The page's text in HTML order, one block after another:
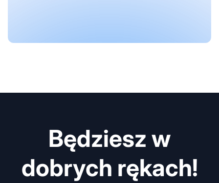
Będziesz w
dobrych rękach!